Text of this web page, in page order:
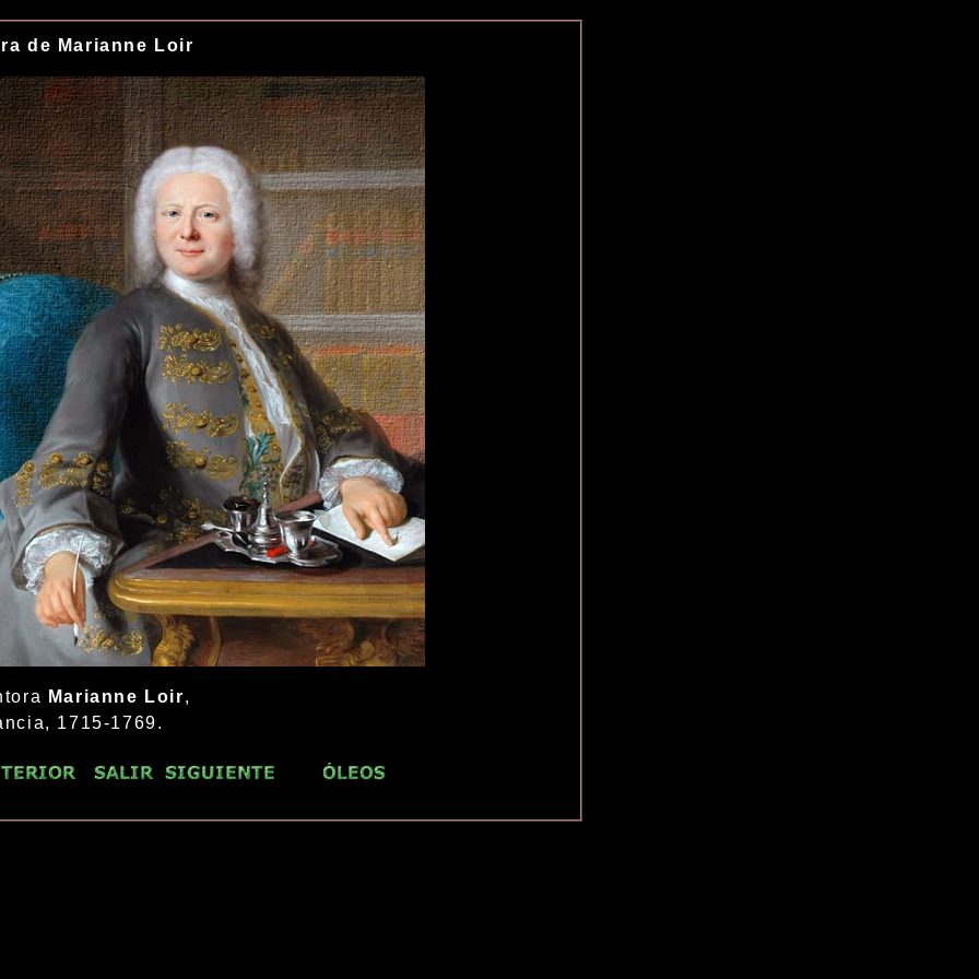
de Marianne Loir
Marianne Loir,
1715-1769.